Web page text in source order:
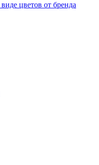
цветов от бренда